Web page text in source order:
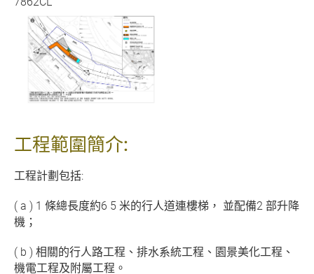
工程範圍簡介:
工程計劃包括:
( a ) 1 條總長度約6 5 米的行人道連樓梯， 並配備2 部升降
機；
( b ) 相關的行人路工程、排水系統工程、園景美化工程、
機電工程及附屬工程。